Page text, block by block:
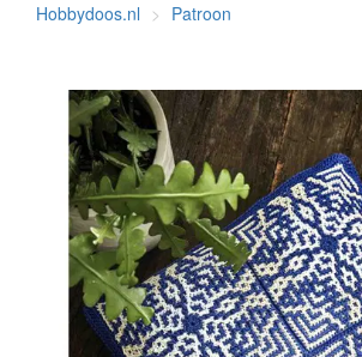
Hobbydoos.nl Patroon